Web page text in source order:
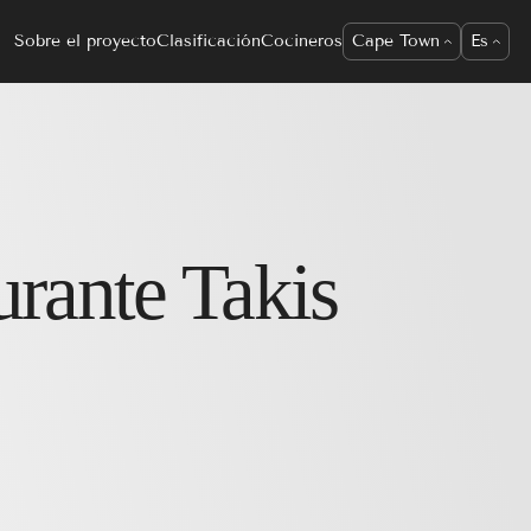
Sobre el proyectoClasificaciónCocineros Cape Town Es
Takis